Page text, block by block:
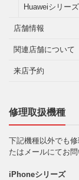
Huaweiシリーズ
店舗情報
関連店舗について
来店予約
修理取扱機種
下記機種以外でも
たはメールにてお問
iPhoneシリーズ